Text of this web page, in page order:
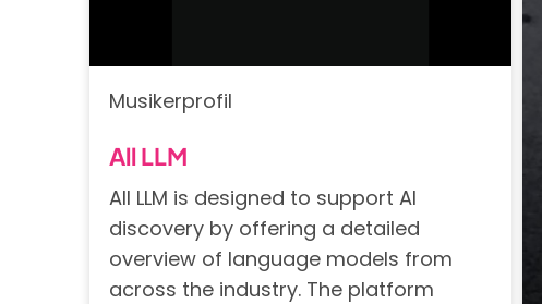
Musikerprofil
All LLM
All LLM is designed to support AI
discovery by offering a detailed
overview of language models from
across the industry. The platform